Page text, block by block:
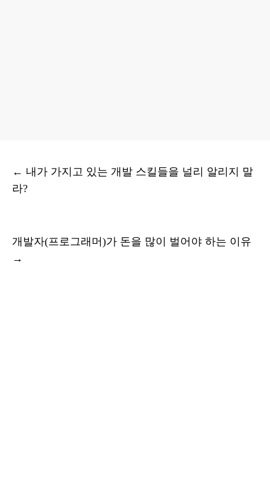
← 내가 가지고 있는 개발 스킬들을 널리 알리지 말
라?
개발자(프로그래머)가 돈을 많이 벌어야 하는 이유
→